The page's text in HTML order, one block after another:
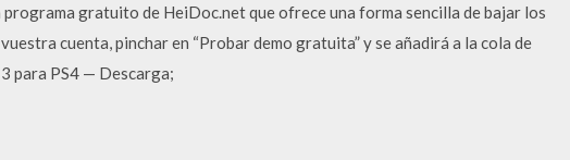
gratuito de HeiDoc.net que ofrece una forma sencilla de bajar los
cuenta, pinchar en “Probar demo gratuita” y se añadirá a la cola de
para PS4 — Descarga;